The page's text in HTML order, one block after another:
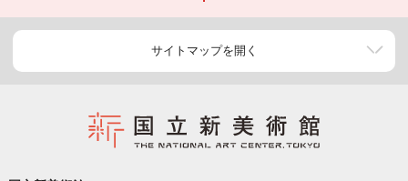
サイトマップを開く